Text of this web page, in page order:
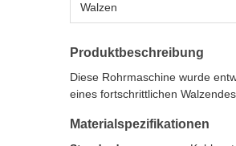
Walzen
Produktbeschreibung
Diese Rohrmaschine wurde
eines fortschrittlichen
Materialspezifikationen